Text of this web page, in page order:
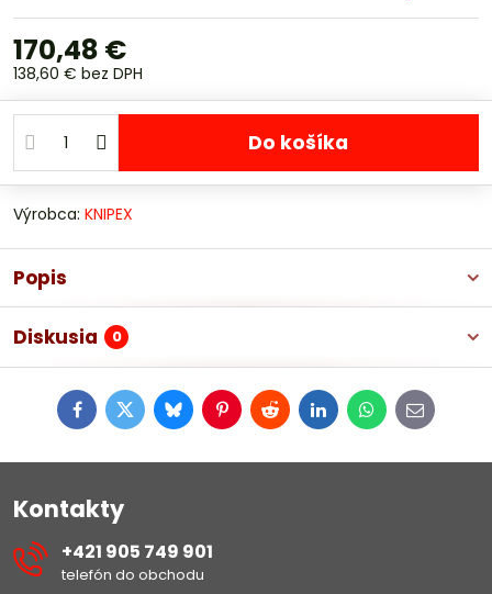
170,48 €
138,60 € bez DPH
Do košíka
Výrobca: KNIPEX
Popis
Diskusia 0
FacebookTwitterBlueskyPinterestRedditLinkedInWhatsApp
E-
mail
Kontakty
+421 905 749 901
telefón do obchodu